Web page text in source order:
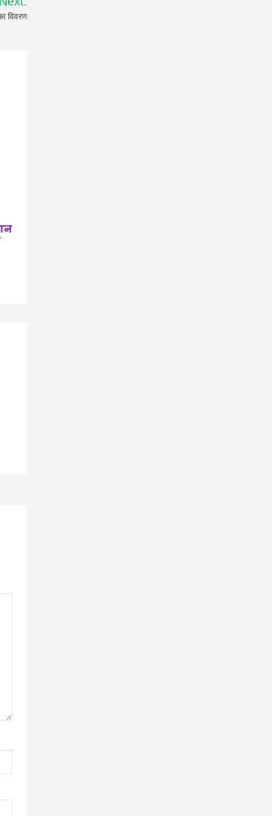
विवरण